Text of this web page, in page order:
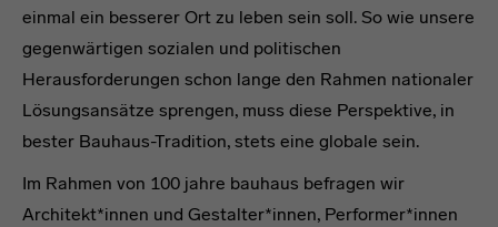
einmal ein besserer Ort zu leben sein soll. So wie unsere
gegenwärtigen sozialen und politischen
Herausforderungen schon lange den Rahmen nationaler
Lösungsansätze sprengen, muss diese Perspektive, in
bester Bauhaus-Tradition, stets eine globale sein.
Im Rahmen von 100 jahre bauhaus befragen wir
Architekt*innen und Gestalter*innen, Performer*innen